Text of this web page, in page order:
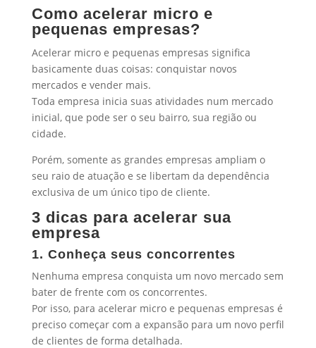
Como acelerar micro e
pequenas empresas?
Acelerar micro e pequenas empresas significa
basicamente duas coisas: conquistar novos
mercados e vender mais.
Toda empresa inicia suas atividades num mercado
inicial, que pode ser o seu bairro, sua região ou
cidade.
Porém, somente as grandes empresas ampliam o
seu raio de atuação e se libertam da dependência
exclusiva de um único tipo de cliente.
3 dicas para acelerar sua
empresa
1. Conheça seus concorrentes
Nenhuma empresa conquista um novo mercado sem
bater de frente com os concorrentes.
Por isso, para acelerar micro e pequenas empresas é
preciso começar com a expansão para um novo perfil
de clientes de forma detalhada.